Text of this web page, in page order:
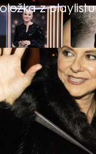
z
50.
Moderátorka
před pěti lety
s úplně stejným,